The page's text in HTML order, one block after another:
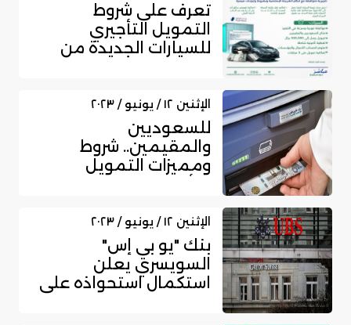
تعرف على شروط
التمويل التأجيري
للسيارات الجديدة من
الإثنين ١٢ / يونيو / ٢٠٢٣
للسعوديين
والمقيمين.. شروط
ومميزات التمويل
الإثنين ١٢ / يونيو / ٢٠٢٣
بنك "يو بي إس"
السويسري يعلن
استكمال استحواذه على